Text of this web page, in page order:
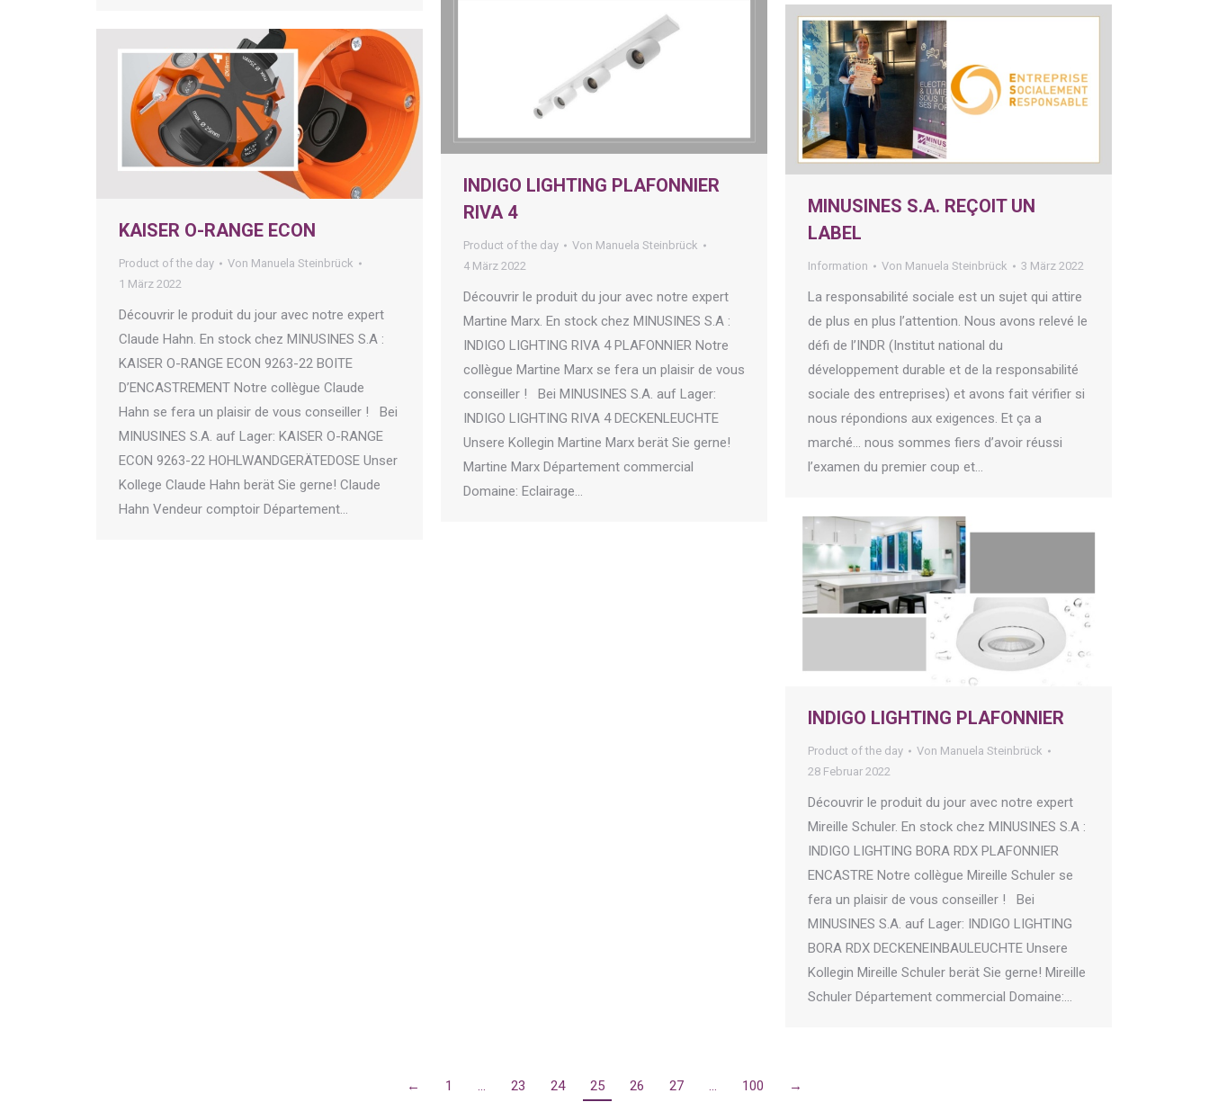
INDIGO LIGHTING PLAFONNIER
RIVA 4
Product of the day Von Manuela Steinbrück
4 März 2022
Découvrir le produit du jour avec notre expert
Martine Marx. En stock chez MINUSINES S.A :
INDIGO LIGHTING RIVA 4 PLAFONNIER Notre
collègue Martine Marx se fera un plaisir de vous
conseiller ! Bei MINUSINES S.A. auf Lager:
INDIGO LIGHTING RIVA 4 DECKENLEUCHTE
Unsere Kollegin Martine Marx berät Sie gerne!
Martine Marx Département commercial
Domaine: Eclairage…
MINUSINES S.A. REÇOIT UN
LABEL
Information Von Manuela Steinbrück 3 März 2022
La responsabilité sociale est un sujet qui attire
de plus en plus l’attention. Nous avons relevé le
défi de l’INDR (Institut national du
développement durable et de la responsabilité
sociale des entreprises) et avons fait vérifier si
nous répondions aux exigences. Et ça a
marché… nous sommes fiers d’avoir réussi
l’examen du premier coup et…
KAISER O-RANGE ECON
Product of the day Von Manuela Steinbrück
1 März 2022
Découvrir le produit du jour avec notre expert
Claude Hahn. En stock chez MINUSINES S.A :
KAISER O-RANGE ECON 9263-22 BOITE
D’ENCASTREMENT Notre collègue Claude
Hahn se fera un plaisir de vous conseiller ! Bei
MINUSINES S.A. auf Lager: KAISER O-RANGE
ECON 9263-22 HOHLWANDGERÄTEDOSE Unser
Kollege Claude Hahn berät Sie gerne! Claude
Hahn Vendeur comptoir Département…
INDIGO LIGHTING PLAFONNIER
Product of the day Von Manuela Steinbrück
28 Februar 2022
Découvrir le produit du jour avec notre expert
Mireille Schuler. En stock chez MINUSINES S.A :
INDIGO LIGHTING BORA RDX PLAFONNIER
ENCASTRE Notre collègue Mireille Schuler se
fera un plaisir de vous conseiller ! Bei
MINUSINES S.A. auf Lager: INDIGO LIGHTING
BORA RDX DECKENEINBAULEUCHTE Unsere
Kollegin Mireille Schuler berät Sie gerne! Mireille
Schuler Département commercial Domaine:…
← 1 … 23 24 25 26 27 … 100 →